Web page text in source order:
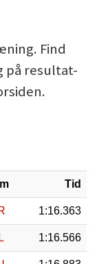
Find
på resultat-
Tid
1:16.363
1:16.566